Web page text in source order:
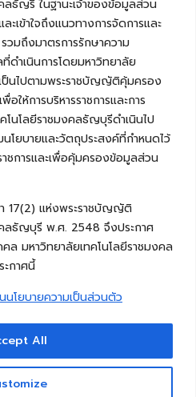
ลธัญรี ในฐานะเจ้าของข้อมูลส่วน
เข้าใจถึงแนวทางการจัดการและ
มถึงมาตรการรักษาความ
ำเนินการโดยมหาวิทยาลัย
ป็นไปตามพระราชบัญญัติคุ้มครอง
ห้การบริหารราชการและการ
โนโลยีราชมงคลธัญบุรีดำเนินไป
โยบายและวัตถุประสงค์ที่กำหนดไว้
ชการและเพื่อคุ้มครองข้อมูลส่วน
17(2) แห่งพระราชบัญญัติ
ลธัญบุรี พ.ศ. 2548 จึงประกาศ
มหาวิทยาลัยเทคโนโลยีราชมงคล
กาศนี้
นโยบายความเป็นส่วนตัว
All
ศวกรรมศาสตร์ มหาวิทยาลัย
ยีราชมงคลธัญบุรี